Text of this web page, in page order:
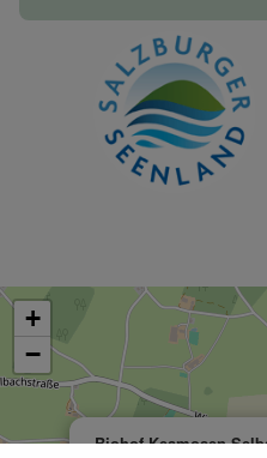
Biohof Keamosen
+
−